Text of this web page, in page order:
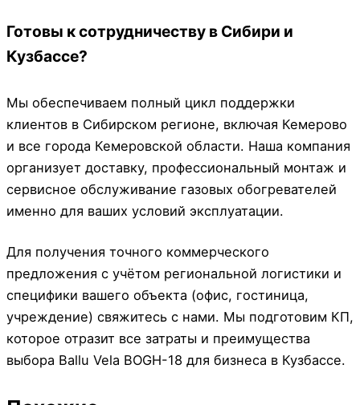
Готовы к сотрудничеству в Сибири и
Кузбассе?
Мы обеспечиваем полный цикл поддержки
клиентов в Сибирском регионе, включая Кемерово
и все города Кемеровской области. Наша компания
организует доставку, профессиональный монтаж и
сервисное обслуживание газовых обогревателей
именно для ваших условий эксплуатации.
Для получения точного коммерческого
предложения с учётом региональной логистики и
специфики вашего объекта (офис, гостиница,
учреждение) свяжитесь с нами. Мы подготовим КП,
которое отразит все затраты и преимущества
выбора Ballu Vela BOGH-18 для бизнеса в Кузбассе.